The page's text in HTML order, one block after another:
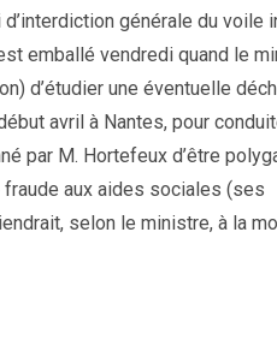
générale du voile
emballé vendredi quand le
d’étudier une éventuelle
avril à Nantes, pour
par M. Hortefeux d’être
aux aides sociales (ses
selon le ministre, à la